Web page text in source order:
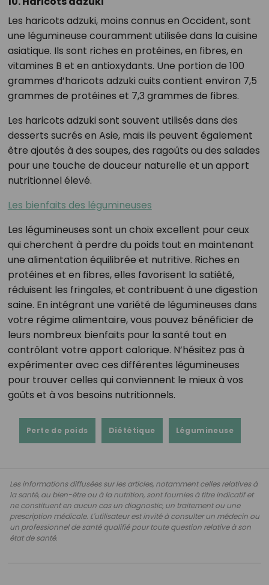
Les haricots adzuki, moins connus en Occident, sont
une légumineuse couramment utilisée dans la cuisine
asiatique. Ils sont riches en protéines, en fibres, en
vitamines B et en antioxydants. Une portion de 100
grammes d’haricots adzuki cuits contient environ 7,5
grammes de protéines et 7,3 grammes de fibres.
Les haricots adzuki sont souvent utilisés dans des
desserts sucrés en Asie, mais ils peuvent également
être ajoutés à des soupes, des ragoûts ou des salades
pour une touche de douceur naturelle et un apport
nutritionnel élevé.
Les bienfaits des légumineuses
Les légumineuses sont un choix excellent pour ceux
qui cherchent à perdre du poids tout en maintenant
une alimentation équilibrée et nutritive. Riches en
protéines et en fibres, elles favorisent la satiété,
réduisent les fringales, et contribuent à une digestion
saine. En intégrant une variété de légumineuses dans
votre régime alimentaire, vous pouvez bénéficier de
leurs nombreux bienfaits pour la santé tout en
contrôlant votre apport calorique. N’hésitez pas à
expérimenter avec ces différentes légumineuses
pour trouver celles qui conviennent le mieux à vos
goûts et à vos besoins nutritionnels.
Perte de poids Diététique Légumineuse
Les informations diffusées sur les articles, notamment celles relatives à
la santé, au bien-être ou à la nutrition, sont fournies à titre indicatif et
ne constituent en aucun cas un diagnostic, un traitement ou une
prescription médicale. L'utilisateur est invité à consulter un médecin ou
un professionnel de santé qualifié pour toute question relative à son
état de santé.